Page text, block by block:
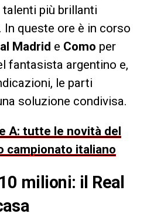
talenti più brillanti
In queste ore è in corso
Madrid e Como per
fantasista argentino e,
le parti
soluzione condivisa.
A: tutte le novità del
campionato italiano
milioni: il Real